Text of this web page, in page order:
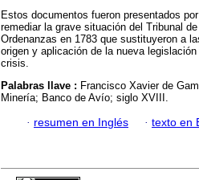
Estos documentos fueron presentados
remediar la grave situación del Tribunal
Ordenanzas en 1783 que sustituyeron a
origen y aplicación de la nueva
crisis.
Palabras llave : Francisco Xavier de
Minería; Banco de Avío; siglo XVIII.
· resumen en Inglés · texto en